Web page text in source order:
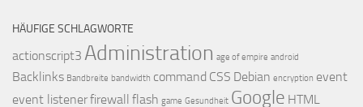
HÄUFIGE SCHLAGWORTE
actionscript3 Administration age of empire android
Backlinks Bandbreite bandwidth command CSS Debian encryption event
event listenerfirewall flash game Gesundheit Google HTML